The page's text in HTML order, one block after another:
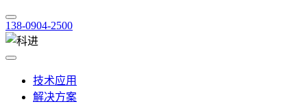
138-0904-2500
技术应用
解决方案